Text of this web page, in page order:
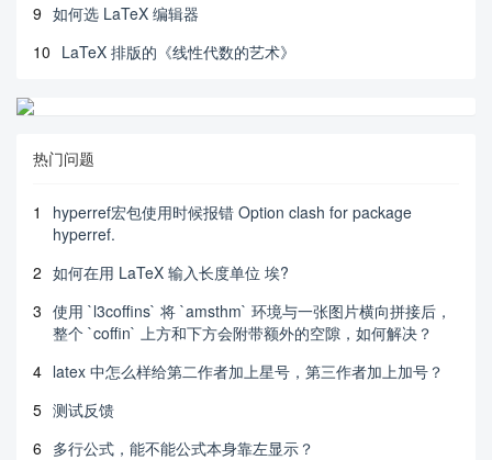
9 如何选 LaTeX 编辑器
10 LaTeX 排版的《线性代数的艺术》
热门问题
1
hyperref宏包使用时候报错 Option clash for package
hyperref.
2 如何在用 LaTeX 输入长度单位 埃?
3 使用 `l3coffins` 将 `amsthm` 环境与一张图片横向拼接后，
整个 `coffin` 上方和下方会附带额外的空隙，如何解决？
4 latex 中怎么样给第二作者加上星号，第三作者加上加号？
5 测试反馈
6 多行公式，能不能公式本身靠左显示？